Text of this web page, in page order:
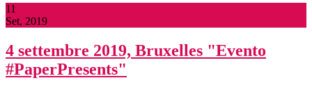
11
Set, 2019
4 settembre 2019, Bruxelles "Evento
#PaperPresents"